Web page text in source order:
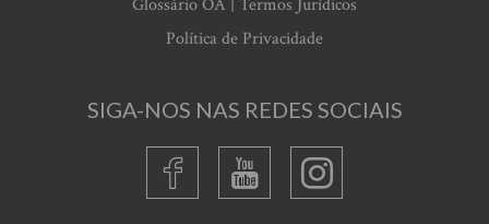
Glossário OA | Termos Jurídicos
Política de Privacidade
SIGA-NOS NAS REDES SOCIAIS